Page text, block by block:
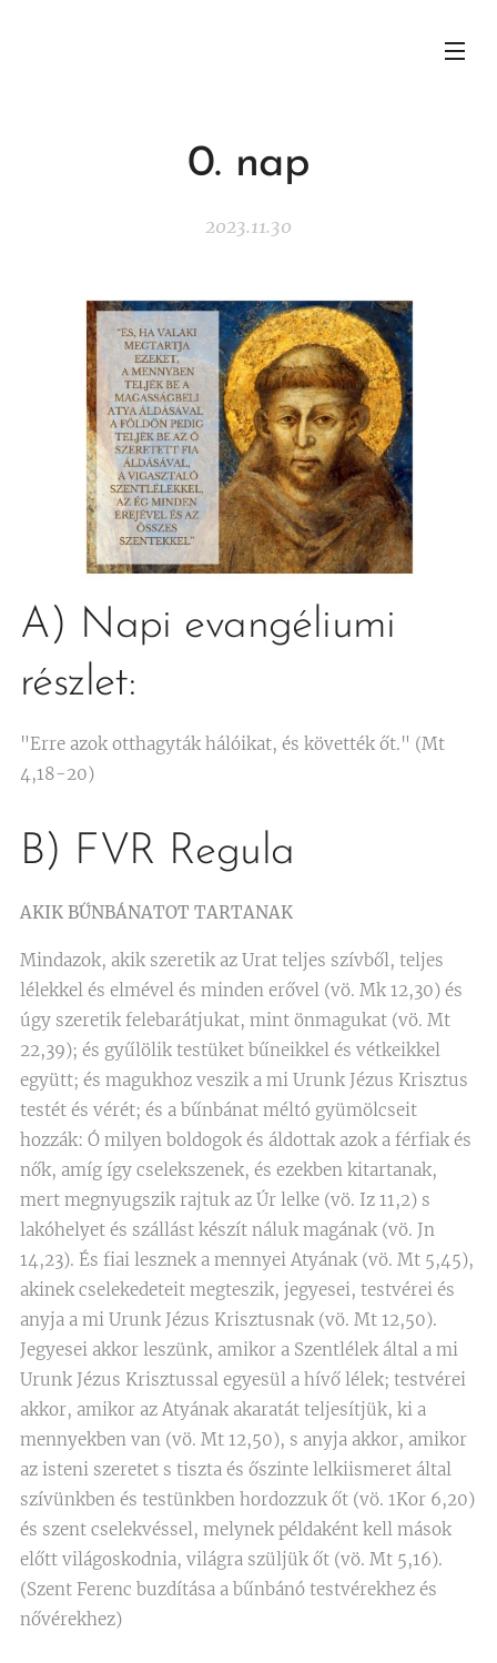
0. nap
2023.11.30
A) Napi evangéliumi
részlet:
"Erre azok otthagyták hálóikat, és követték őt." (Mt
4,18-20)
B) FVR Regula
AKIK BŰNBÁNATOT TARTANAK
Mindazok, akik szeretik az Urat teljes szívből, teljes
lélekkel és elmével és minden erővel (vö. Mk 12,30) és
úgy szeretik felebarátjukat, mint önmagukat (vö. Mt
22,39); és gyűlölik testüket bűneikkel és vétkeikkel
együtt; és magukhoz veszik a mi Urunk Jézus Krisztus
testét és vérét; és a bűnbánat méltó gyümölcseit
hozzák: Ó milyen boldogok és áldottak azok a férfiak és
nők, amíg így cselekszenek, és ezekben kitartanak,
mert megnyugszik rajtuk az Úr lelke (vö. Iz 11,2) s
lakóhelyet és szállást készít náluk magának (vö. Jn
14,23). És fiai lesznek a mennyei Atyának (vö. Mt 5,45),
akinek cselekedeteit megteszik, jegyesei, testvérei és
anyja a mi Urunk Jézus Krisztusnak (vö. Mt 12,50).
Jegyesei akkor leszünk, amikor a Szentlélek által a mi
Urunk Jézus Krisztussal egyesül a hívő lélek; testvérei
akkor, amikor az Atyának akaratát teljesítjük, ki a
mennyekben van (vö. Mt 12,50), s anyja akkor, amikor
az isteni szeretet s tiszta és őszinte lelkiismeret által
szívünkben és testünkben hordozzuk őt (vö. 1Kor 6,20)
és szent cselekvéssel, melynek példaként kell mások
előtt világoskodnia, világra szüljük őt (vö. Mt 5,16).
(Szent Ferenc buzdítása a bűnbánó testvérekhez és
nővérekhez)